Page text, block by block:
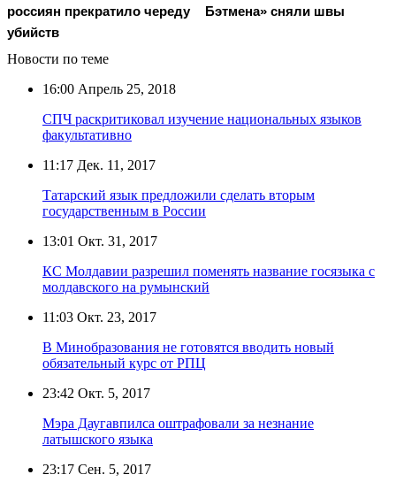
россиян прекратило череду
убийств
Бэтмена» сняли швы
Новости по теме
16:00 Апрель 25, 2018
СПЧ раскритиковал изучение национальных языков
факультативно
11:17 Дек. 11, 2017
Татарский язык предложили сделать вторым
государственным в России
13:01 Окт. 31, 2017
КС Молдавии разрешил поменять название госязыка с
молдавского на румынский
11:03 Окт. 23, 2017
В Минобразования не готовятся вводить новый
обязательный курс от РПЦ
23:42 Окт. 5, 2017
Мэра Даугавпилса оштрафовали за незнание
латышского языка
23:17 Сен. 5, 2017